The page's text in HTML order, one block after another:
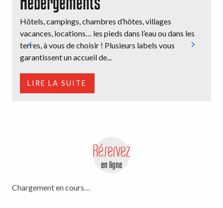
Hôtels, campings, chambres d’hôtes, villages
vacances, locations… les pieds dans l’eau ou dans les
terres, à vous de choisir ! Plusieurs labels vous
garantissent un accueil de...
LIRE LA SUITE
Réservez
en ligne
Chargement en cours…